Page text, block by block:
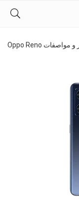
سعر و مواصفات Oppo Reno